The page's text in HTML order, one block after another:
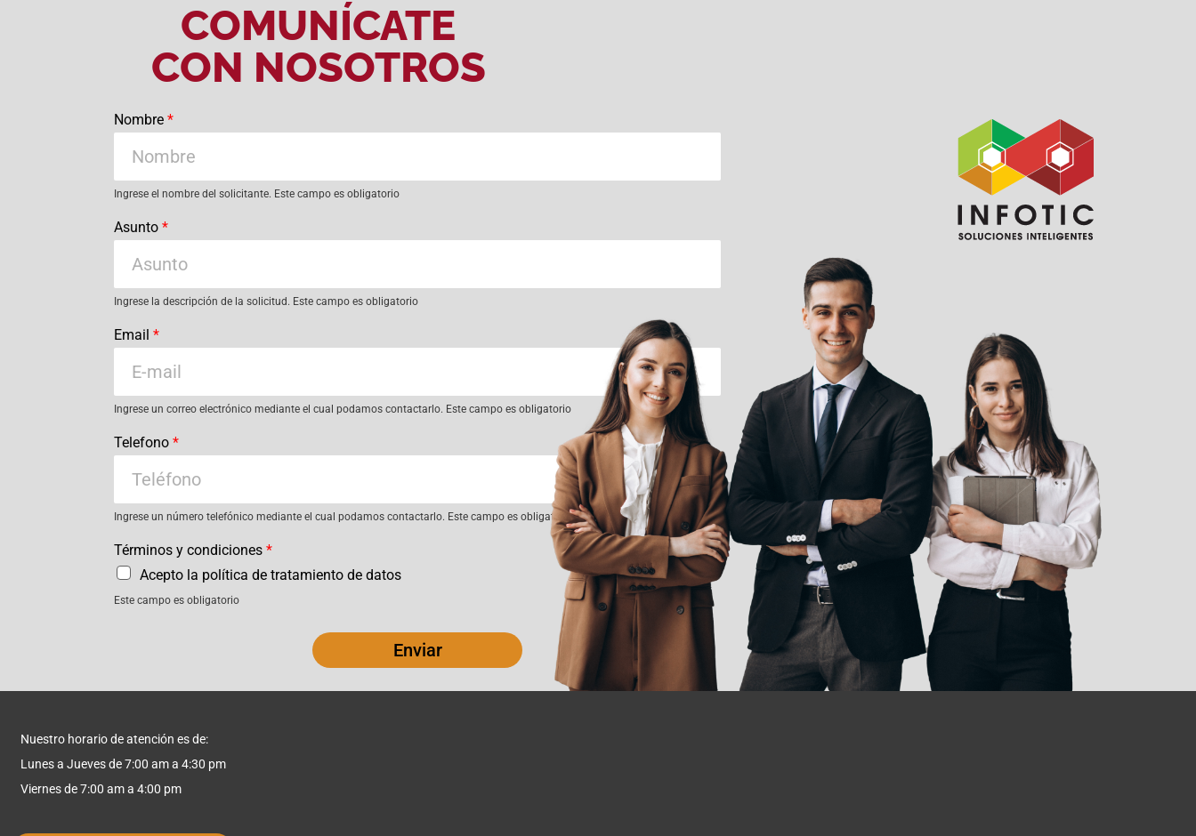
COMUNÍCATE
CON NOSOTROS
Nombre *
Ingrese el nombre del solicitante. Este campo es obligatorio
Asunto *
Ingrese la descripción de la solicitud. Este campo es obligatorio
Email *
Ingrese un correo electrónico mediante el cual podamos contactarlo. Este campo es obligatorio
Telefono *
Ingrese un número telefónico mediante el cual podamos contactarlo. Este campo es obligatorio
Términos y condiciones *
Acepto la política de tratamiento de datos
Este campo es obligatorio
Enviar
Nuestro horario de atención es de:
Lunes a Jueves de 7:00 am a 4:30 pm
Viernes de 7:00 am a 4:00 pm